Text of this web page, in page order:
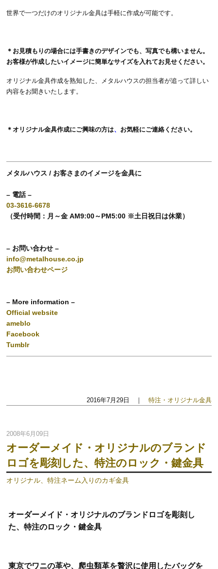
世界で一つだけのオリジナル金具は手軽に作成が可能です。
＊お見積もりの場合には手書きのデザインでも、写真でも構いません。
お客様が作成したいイメージに簡単なサイズを入れてお見せください。
オリジナル金具作成を熟知した、メタルハウスの担当者が追って詳しい
内容をお聞きいたします。
＊オリジナル金具作成にご興味の方は、 お気軽にご連絡ください。
メタルハウス / お客さまのイメージを金具に
– 電話 –
03-3616-6678
（受付時間：月～金 AM9:00～PM5:00 ※土日祝日は休業）
– お問い合わせ –
info@metalhouse.co.jp
お問い合わせページ
– More information –
Official website
ameblo
Facebook
Tumblr
2016年7月29日 ｜ 特注・オリジナル金具
2008年6月09日
オーダーメイド・オリジナルのブランド
ロゴを彫刻した、特注のロック・鍵金具
オリジナル、特注ネーム入りのカギ金具
オーダーメイド・オリジナルのブランドロゴを彫刻し
た、特注のロック・鍵金具
東京でワニの革や、爬虫類革を贅沢に使用したバッグを